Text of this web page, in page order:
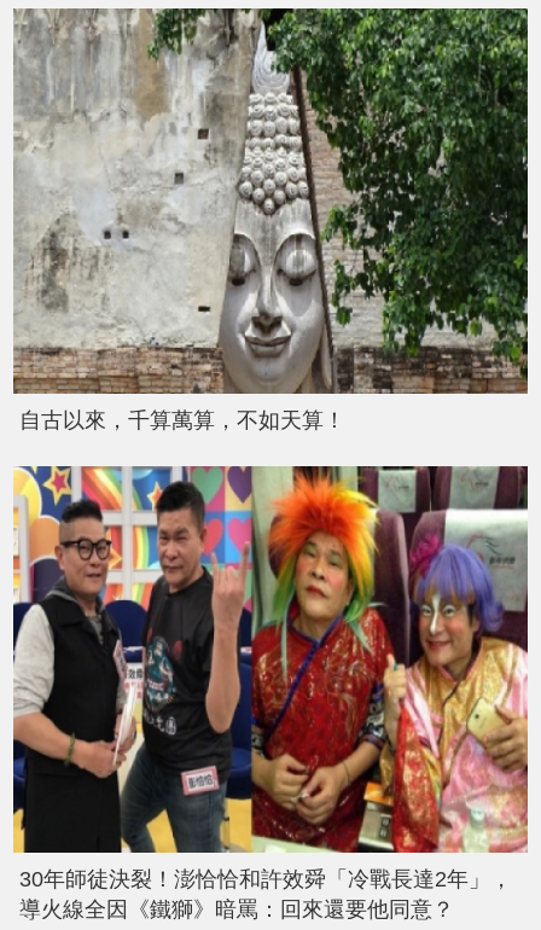
自古以來，千算萬算，不如天算！
30年師徒決裂！澎恰恰和許效舜「冷戰長達2年」，
導火線全因《鐵獅》暗罵：回來還要他同意？